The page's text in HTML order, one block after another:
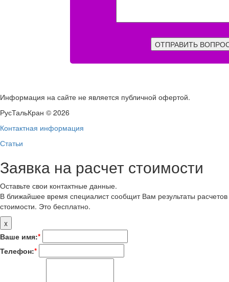
ОТПРАВИТЬ
Информация на сайте не является публичной офертой.
РусТальКран © 2026
Контактная информация
Статьи
Заявка на расчет стоимости
Оставьте свои контактные данные.
В ближайшее время специалист сообщит Вам результаты расчетов
стоимости. Это бесплатно.
x
Ваше имя:*
Телефон:*